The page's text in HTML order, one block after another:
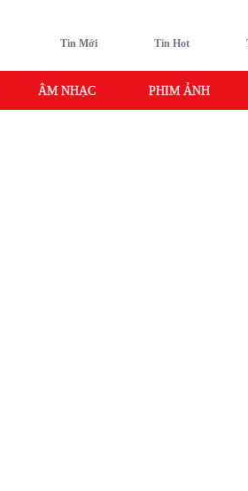
Tin Mới Tin Hot
ÂM NHẠC PHIM ẢNH